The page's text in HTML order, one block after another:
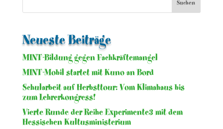
Neueste Beiträge
MINT-Bildung gegen Fachkräftemangel
MINT-Mobil startet mit Kuno an Bord
Schularbeit auf Herbsttour: Vom Klimahaus bis
zum Lehrerkongress!
Vierte Runde der Reihe Experimente3 mit dem
Hessischen Kultusministerium